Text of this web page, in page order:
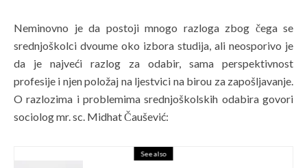
Neminovno je da postoji mnogo razloga zbog čega se
srednjoškolci dvoume oko izbora studija, ali neosporivo je
da je najveći razlog za odabir, sama perspektivnost
profesije i njen položaj na ljestvici na birou za zapošljavanje.
O razlozima i problemima srednjoškolskih odabira govori
sociolog mr. sc. Midhat Čaušević:
See also